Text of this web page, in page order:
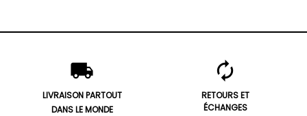
local_shipping
LIVRAISON PARTOUT
DANS LE MONDE
autorenew
RETOURS ET
ÉCHANGES